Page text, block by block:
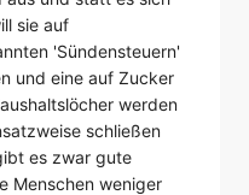
sie auf
'Sündensteuern'
und eine auf Zucker
werden
schließen
es zwar gute
Menschen weniger